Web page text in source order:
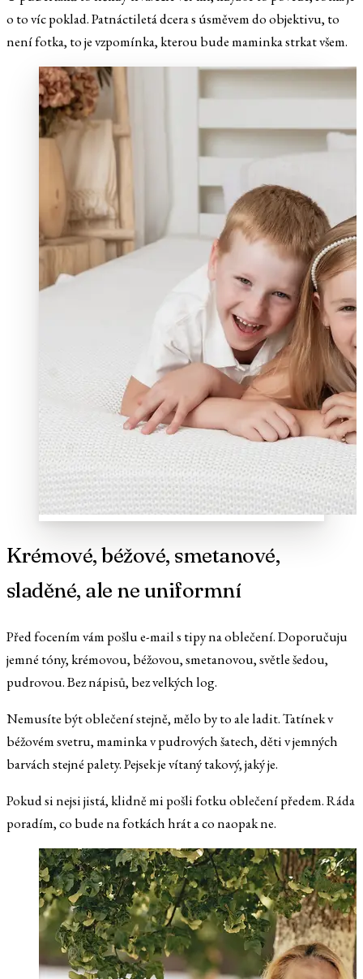
o to víc poklad. Patnáctiletá dcera s úsměvem do objektivu, to
není fotka, to je vzpomínka, kterou bude maminka strkat všem.
Krémové, béžové, smetanové,
sladěné, ale ne uniformní
Před focením vám pošlu e-mail s tipy na oblečení. Doporučuju
jemné tóny, krémovou, béžovou, smetanovou, světle šedou,
pudrovou. Bez nápisů, bez velkých log.
Nemusíte být oblečení stejně, mělo by to ale ladit. Tatínek v
béžovém svetru, maminka v pudrových šatech, děti v jemných
barvách stejné palety. Pejsek je vítaný takový, jaký je.
Pokud si nejsi jistá, klidně mi pošli fotku oblečení předem. Ráda
poradím, co bude na fotkách hrát a co naopak ne.